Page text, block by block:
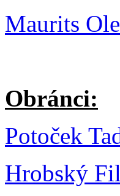
Maurits
Obránci:
Potoček
Hrobský